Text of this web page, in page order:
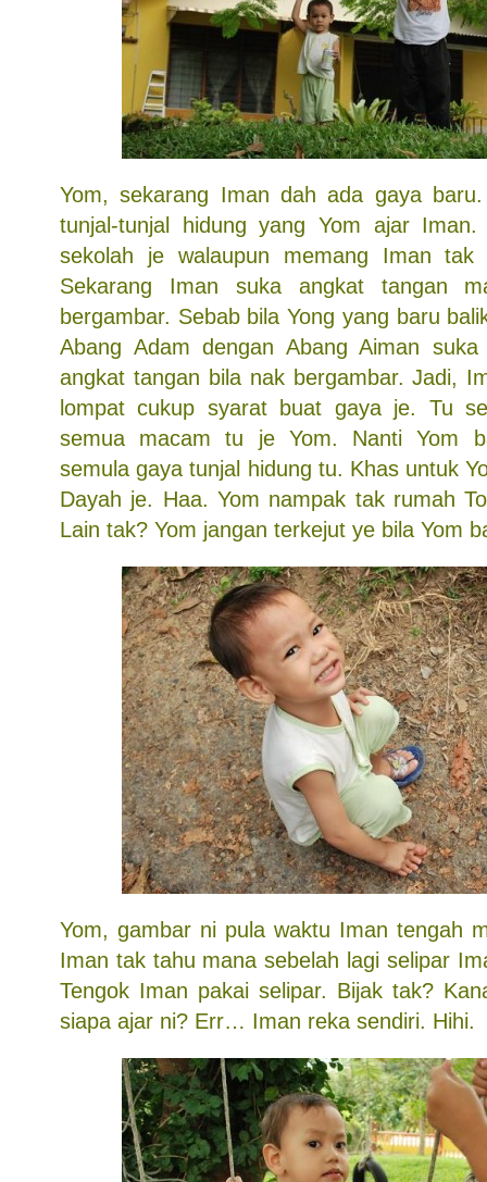
Yom, sekarang Iman dah ada gaya
tunjal-tunjal hidung yang Yom ajar
sekolah je walaupun memang Iman tak
Sekarang Iman suka angkat tangan
bergambar. Sebab bila Yong yang baru
Abang Adam dengan Abang Aiman
angkat tangan bila nak bergambar. Jadi,
lompat cukup syarat buat gaya je. Tu
semua macam tu je Yom. Nanti Yom
semula gaya tunjal hidung tu. Khas untuk
Dayah je. Haa. Yom nampak tak rumah
Lain tak? Yom jangan terkejut ye bila Yom
Yom, gambar ni pula waktu Iman tengah
Iman tak tahu mana sebelah lagi selipar
Tengok Iman pakai selipar. Bijak tak?
siapa ajar ni? Err… Iman reka sendiri. Hihi.